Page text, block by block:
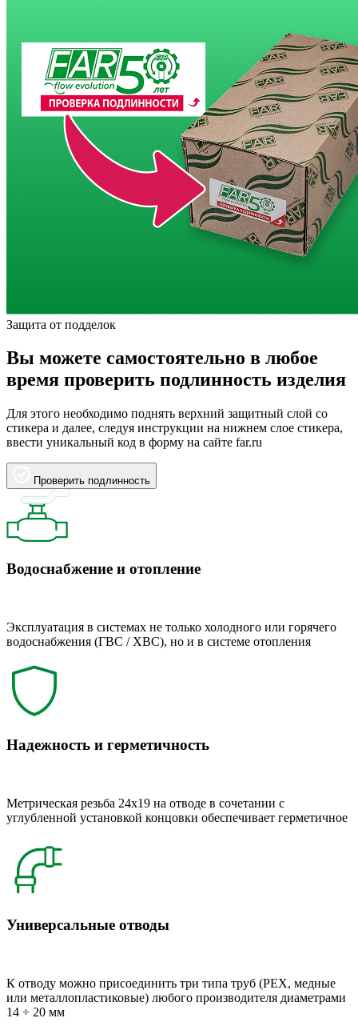
Защита от подделок
Вы можете самостоятельно в любое
время проверить подлинность изделия
Для этого необходимо поднять верхний защитный слой со
стикера и далее, следуя инструкции на нижнем слое стикера,
ввести уникальный код в форму на сайте far.ru
Проверить подлинность
Водоснабжение и отопление
Эксплуатация в системах не только холодного или горячего
водоснабжения (ГВС / ХВС), но и в системе отопления
Надежность и герметичность
Метрическая резьба 24x19 на отводе в сочетании с
углубленной установкой концовки обеспечивает герметичное
Универсальные отводы
К отводу можно присоединить три типа труб (РЕХ, медные
или металлопластиковые) любого производителя диаметрами
14 ÷ 20 мм